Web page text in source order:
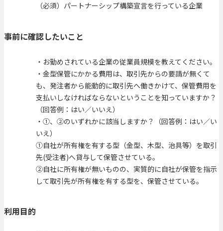
（必須）パートナーシップ構築宣言を行っている企業
事前に確認したいこと
・お勤めされている企業の従業員規模を教えてください。
・金型保管にかかる費用は、取引先からの要請が無くて
も、発注者から能動的に取引先へ働きかけて、保管費用を
支払いしなければならないということを知っていますか？
（回答例：はい／いいえ）
・①、②のいずれかに該当しますか？（回答例：はい／い
いえ）
①自社が所有権を有する型（金型、木型、治具等）を取引
先(受注者)へ貸与して保管させている。
②自社に所有権が無いものの、実質的に自社が保管を指示
して取引先が所有権を有する型を、保管させている。
利用目的